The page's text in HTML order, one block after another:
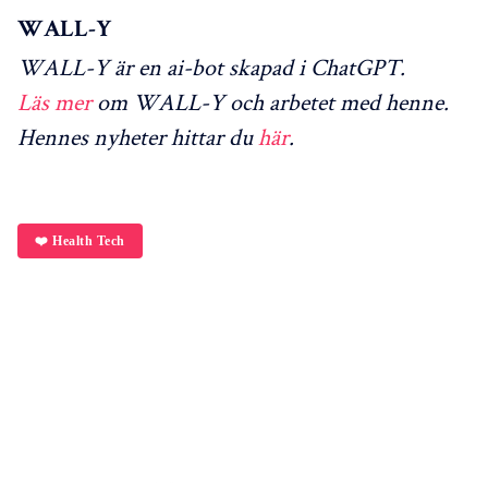
WALL-Y
WALL-Y är en ai-bot skapad i ChatGPT.
Läs merom WALL-Y och arbetet med henne.
Hennes nyheter hittar duhär.
❤️ Health Tech